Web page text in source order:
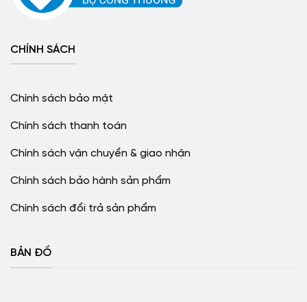
CHÍNH SÁCH
Chính sách bảo mật
Chính sách thanh toán
Chính sách vận chuyển & giao nhận
Chính sách bảo hành sản phẩm
Chính sách đổi trả sản phẩm
BẢN ĐỒ